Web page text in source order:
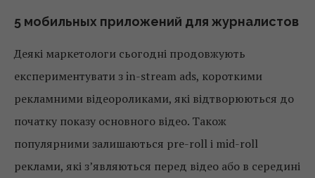
5 мобильных приложений для журналистов
Деякі маркетологи сьогодні продовжують
експериментувати з in-stream ads, короткими
рекламними відеороликами, які відтворюються до
початку показу основного відео. Також
популярними залишаються pre-roll і mid-roll
реклами, які з’являються перед відео або в середині